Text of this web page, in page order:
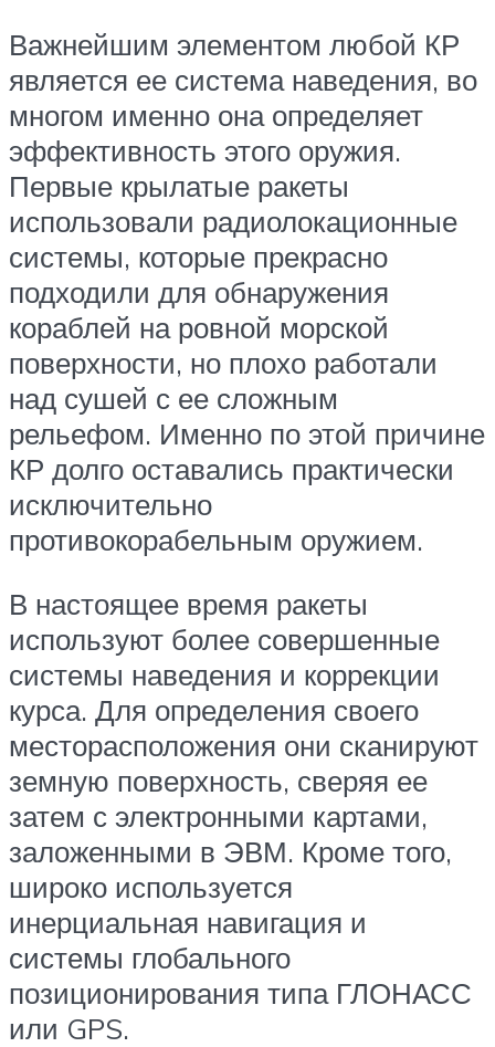
Важнейшим элементом любой КР
является ее система наведения, во
многом именно она определяет
эффективность этого оружия.
Первые крылатые ракеты
использовали радиолокационные
системы, которые прекрасно
подходили для обнаружения
кораблей на ровной морской
поверхности, но плохо работали
над сушей с ее сложным
рельефом. Именно по этой причине
КР долго оставались практически
исключительно
противокорабельным оружием.
В настоящее время ракеты
используют более совершенные
системы наведения и коррекции
курса. Для определения своего
месторасположения они сканируют
земную поверхность, сверяя ее
затем с электронными картами,
заложенными в ЭВМ. Кроме того,
широко используется
инерциальная навигация и
системы глобального
позиционирования типа ГЛОНАСС
или GPS.